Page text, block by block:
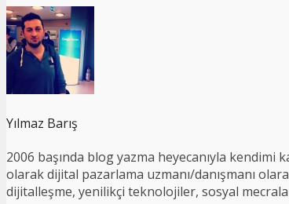
Yılmaz Barış
2006 başında blog yazma heyecanıyla kendimi
olarak dijital pazarlama uzmanı/danışmanı
dijitalleşme, yenilikçi teknolojiler, sosyal